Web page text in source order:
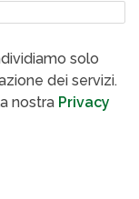
solo
dei servizi.
nostra Privacy